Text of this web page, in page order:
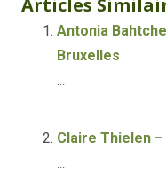
Articles
Antonia
Bruxelles
...
Claire Thielen –
...